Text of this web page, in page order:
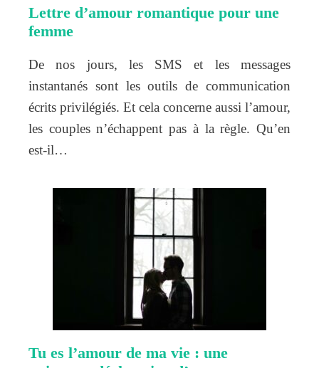
Lettre d’amour romantique pour une
femme
De nos jours, les SMS et les messages
instantanés sont les outils de communication
écrits privilégiés. Et cela concerne aussi l’amour,
les couples n’échappent pas à la règle. Qu’en
est-il…
Tu es l’amour de ma vie : une